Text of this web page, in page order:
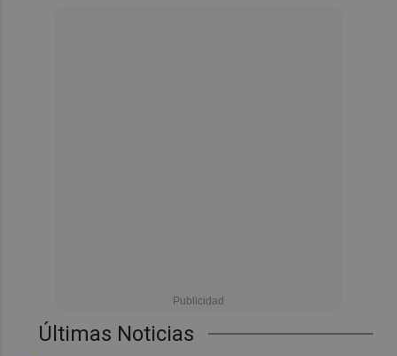
Últimas Noticias